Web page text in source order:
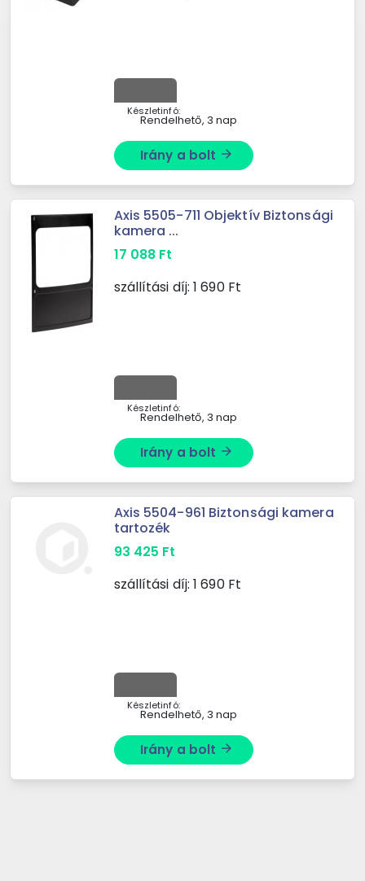
Készletinfó:
Rendelhető, 3 nap
Irány a bolt arrow_forward
Axis 5505-711 Objektív Biztonsági
kamera ...
17 088 Ft
szállítási díj: 1 690Ft
Készletinfó:
Rendelhető, 3 nap
Irány a bolt arrow_forward
Axis 5504-961 Biztonsági kamera
tartozék
93 425 Ft
szállítási díj: 1 690Ft
Készletinfó:
Rendelhető, 3 nap
Irány a bolt arrow_forward